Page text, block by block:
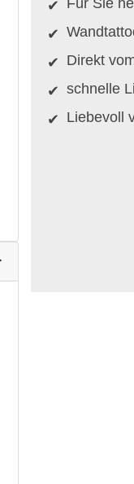
Direkt
schnelle
Liebevoll